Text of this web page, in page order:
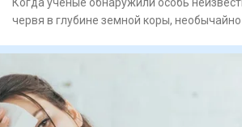
Когда учёные обнаружили особь
червя в глубине земной коры,